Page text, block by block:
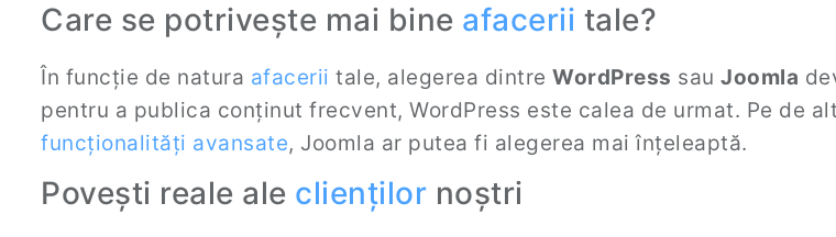
Care se potrivește mai bine afacerii tale?
În funcție de natura afacerii tale, alegerea dintre WordPress sau Joomla
pentru a publica conținut frecvent, WordPress este calea de urmat. Pe de
funcționalități avansate, Joomla ar putea fi alegerea mai înțeleaptă.
Povești reale ale clienților noștri